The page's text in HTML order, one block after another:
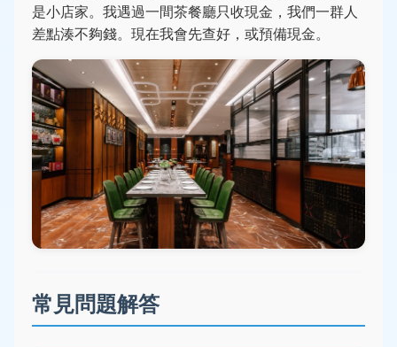
是小店家。我遇過一間茶餐廳只收現金，我們一群人
差點湊不夠錢。現在我會先查好，或預備現金。
常見問題解答